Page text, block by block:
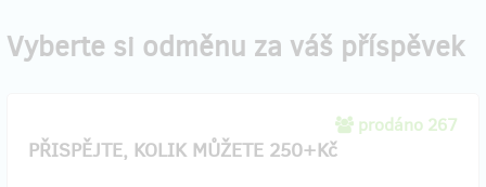
Vyberte si odměnu za váš příspěvek
prodáno 267
PŘISPĚJTE, KOLIK MŮŽETE 250+Kč